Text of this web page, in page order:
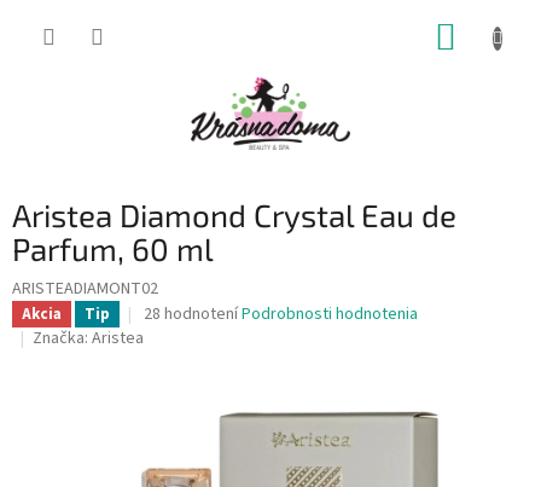
Aristea Diamond Crystal Eau de
Parfum, 60 ml
ARISTEADIAMONT02
Akcia Tip
Priemerné
hodnotenie
hviezdičiek.
28 hodnoteníPodrobnosti hodnotenia
Značka: Aristea